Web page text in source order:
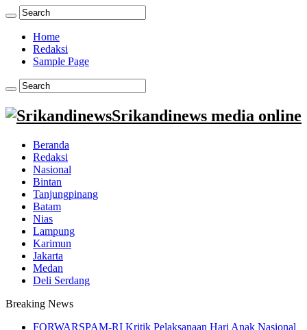
Home
Redaksi
Sample Page
Srikandinews media online
Beranda
Redaksi
Nasional
Bintan
Tanjungpinang
Batam
Nias
Lampung
Karimun
Jakarta
Medan
Deli Serdang
Breaking News
FORWARSPAM-RI Kritik Pelaksanaan Hari Anak Nasional